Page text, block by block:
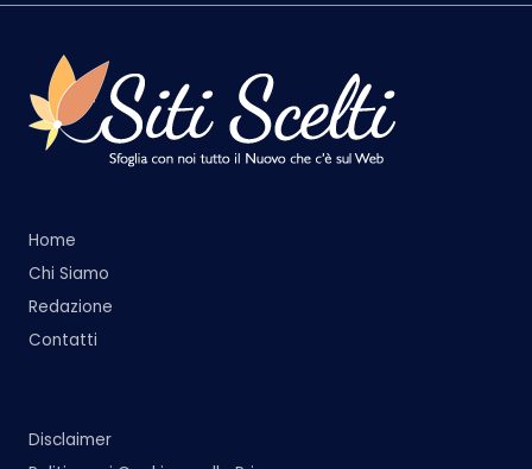
Home
Chi Siamo
Redazione
Contatti
Disclaimer